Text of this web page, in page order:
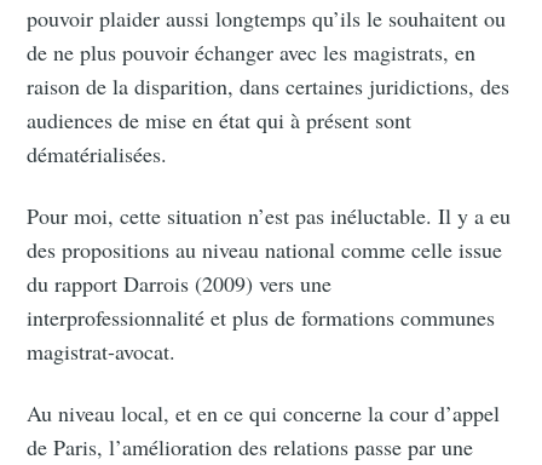
pouvoir plaider aussi longtemps qu’ils le souhaitent ou
de ne plus pouvoir échanger avec les magistrats, en
raison de la disparition, dans certaines juridictions, des
audiences de mise en état qui à présent sont
dématérialisées.
Pour moi, cette situation n’est pas inéluctable. Il y a eu
des propositions au niveau national comme celle issue
du rapport Darrois (2009) vers une
interprofessionnalité et plus de formations communes
magistrat-avocat.
Au niveau local, et en ce qui concerne la cour d’appel
de Paris, l’amélioration des relations passe par une